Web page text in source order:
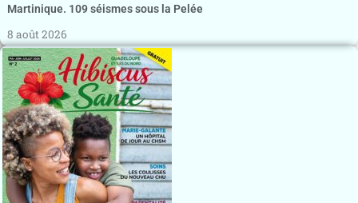
Martinique. 109 séismes sous la Pelée
8 août 2026